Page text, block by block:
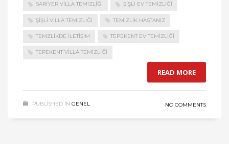
SARIYER VILLA TEMIZLIĞI ŞIŞLI EV TEMIZLIĞI
ŞIŞLI VILLA TEMIZLIĞI TEMIZLIK HASTANIZ
TEMZLIKDE ILETIŞIM TEPEKENT EV TEMIZLIĞI
TEPEKENT VILLA TEMIZLIĞI
READ MORE
PUBLISHED IN GENEL NO COMMENTS